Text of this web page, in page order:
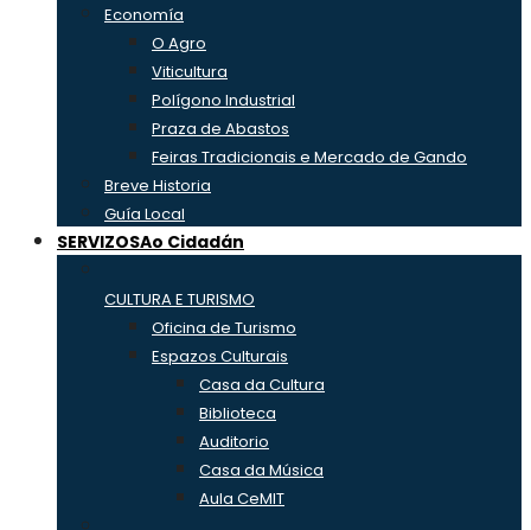
Economía
O Agro
Viticultura
Polígono Industrial
Praza de Abastos
Feiras Tradicionais e Mercado de Gando
Breve Historia
Guía Local
SERVIZOSAo Cidadán
CULTURA E TURISMO
Oficina de Turismo
Espazos Culturais
Casa da Cultura
Biblioteca
Auditorio
Casa da Música
Aula CeMIT